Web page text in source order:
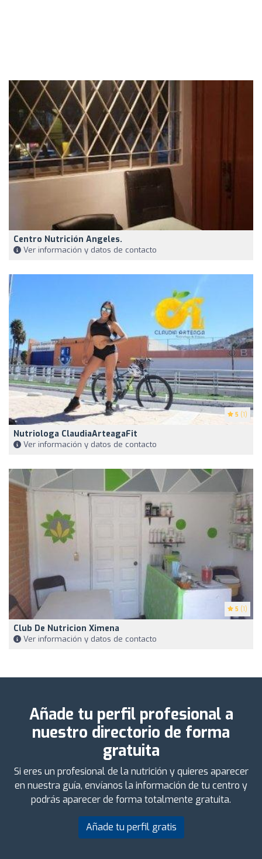
Centro Nutrición Angeles.
Ver información y datos de contacto
5 (1)
Nutriologa ClaudiaArteagaFit
Ver información y datos de contacto
5 (1)
Club De Nutricion Ximena
Ver información y datos de contacto
Añade tu perfil profesional a
nuestro directorio de forma
gratuita
Si eres un profesional de la nutrición y quieres aparecer
en nuestra guía, envíanos la información de tu centro y
podrás aparecer de forma totalmente gratuita.
Añade tu perfil gratis